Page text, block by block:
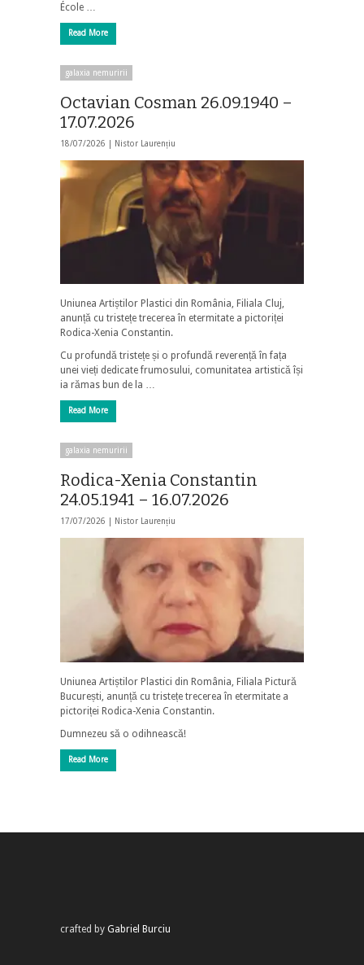
École …
Read More
galaxia nemuririi
Octavian Cosman 26.09.1940 –
17.07.2026
18/07/2026 | Nistor Laurențiu
Uniunea Artiștilor Plastici din România, Filiala Cluj,
anunță cu tristețe trecerea în etermitate a pictoriței
Rodica-Xenia Constantin.
Cu profundă tristețe și o profundă reverență în fața
unei vieți dedicate frumosului, comunitatea artistică își
ia rămas bun de la …
Read More
galaxia nemuririi
Rodica-Xenia Constantin
24.05.1941 – 16.07.2026
17/07/2026 | Nistor Laurențiu
Uniunea Artiștilor Plastici din România, Filiala Pictură
București, anunță cu tristețe trecerea în etermitate a
pictoriței Rodica-Xenia Constantin.
Dumnezeu să o odihnească!
Read More
crafted by Gabriel Burciu